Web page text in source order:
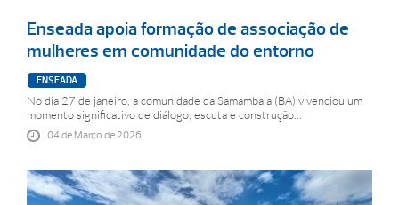
Enseada apoia formação de associação de
mulheres em comunidade do entorno
ENSEADA
No dia 27 de janeiro, a comunidade da Samambaia (BA) vivenciou um
momento significativo de diálogo, escuta e construção...
04 de Março de 2026